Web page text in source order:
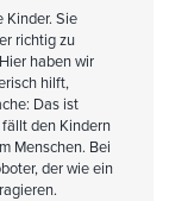
Kinder. Sie
richtig zu
haben wir
hilft,
Das ist
den Kindern
Menschen. Bei
der wie ein